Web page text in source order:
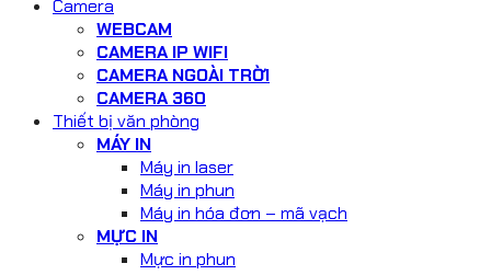
Camera
WEBCAM
CAMERA IP WIFI
CAMERA NGOÀI TRỜI
CAMERA 360
Thiết bị văn phòng
MÁY IN
Máy in laser
Máy in phun
Máy in hóa đơn – mã vạch
MỰC IN
Mực in phun